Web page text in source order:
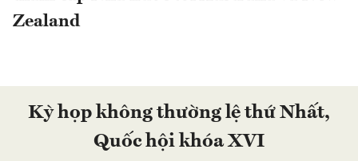
Zealand
Kỳ họp không thường lệ thứ Nhất,
Quốc hội khóa XVI